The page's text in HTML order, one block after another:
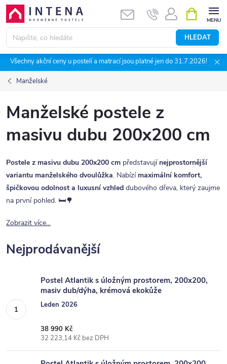
Přejít
obsah
HLEDAT
NÁKUPNÍ
KOŠÍK
Všechny akční ceny u postelí a matrací jsou platné jen do 31.7.2026!
Manželské
Manželské postele z
masivu dubu 200x200 cm
Postele z masivu dubu 200x200 cm představují nejprostornější
variantu manželského dvoulůžka. Nabízí maximální komfort,
špičkovou odolnost a luxusní vzhled dubového dřeva, který zaujme
na první pohled. 🛏️🌳
Zobrazit více...
Nejprodávanější
Postel Atlantik s úložným prostorem, 200x200,
masiv dub/dýha, krémová ekokůže
Leden 2026
38 990 Kč
32 223,14 Kč bez DPH